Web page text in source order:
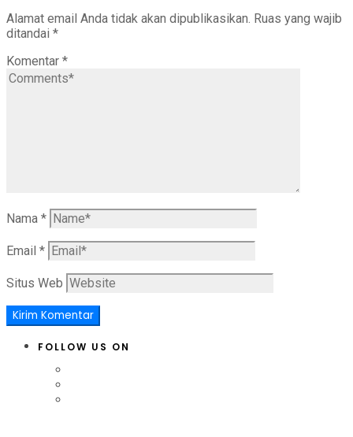
Alamat email Anda tidak akan dipublikasikan. Ruas yang wajib
ditandai *
Komentar *
Nama *
Email *
Situs Web
FOLLOW US ON